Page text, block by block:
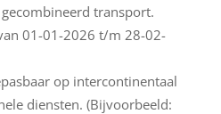
transport.
01-01-2026 t/m 28-02-
op intercontinentaal
diensten. (Bijvoorbeeld: